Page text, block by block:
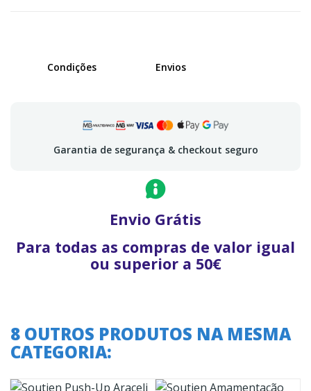
Condições Envios
Garantia de segurança & checkout seguro
Envio Grátis
Para todas as compras de valor igual
ou superior a 50€
8 OUTROS PRODUTOS NA MESMA
CATEGORIA: